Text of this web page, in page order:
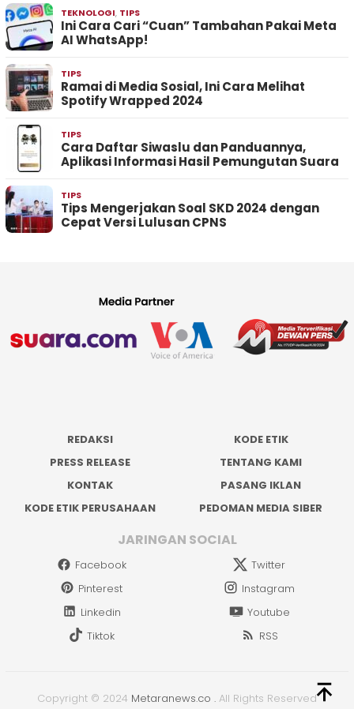
TEKNOLOGI, TIPS
Ini Cara Cari “Cuan” Tambahan Pakai Meta
AI WhatsApp!
TIPS
Ramai di Media Sosial, Ini Cara Melihat
Spotify Wrapped 2024
TIPS
Cara Daftar Siwaslu dan Panduannya,
Aplikasi Informasi Hasil Pemungutan Suara
TIPS
Tips Mengerjakan Soal SKD 2024 dengan
Cepat Versi Lulusan CPNS
REDAKSI
KODE ETIK
PRESS RELEASE
TENTANG KAMI
KONTAK
PASANG IKLAN
KODE ETIK PERUSAHAAN
PEDOMAN MEDIA SIBER
JARINGAN SOCIAL
Facebook
Twitter
Pinterest
Instagram
Linkedin
Youtube
Tiktok
RSS
Copyright © 2024 Metaranews.co . All Rights Reserved